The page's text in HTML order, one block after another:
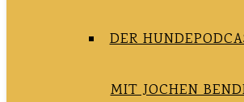
DER
MIT JOCHEN